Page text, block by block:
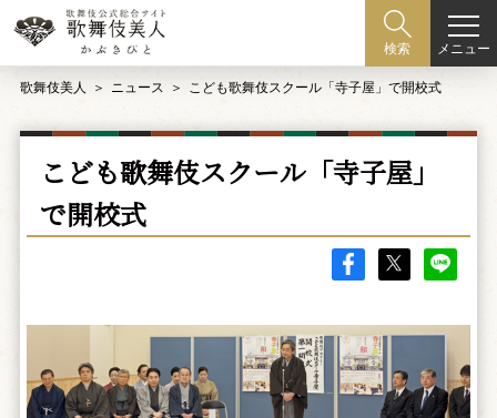
検索 メニュー
歌舞伎美人 ニュース こども歌舞伎スクール「寺子屋」で開校式
こども歌舞伎スクール「寺子屋」
で開校式